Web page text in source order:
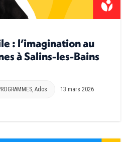
: l’imagination au
à Salins-les-Bains
, Ados 13 mars 2026